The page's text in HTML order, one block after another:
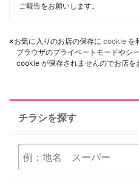
ご報告をお願いします。
※お気に入りのお店の保存に cookie を
ブラウザのプライベートモードやシ
cookie が保存されませんのでお店を
チラシを探す